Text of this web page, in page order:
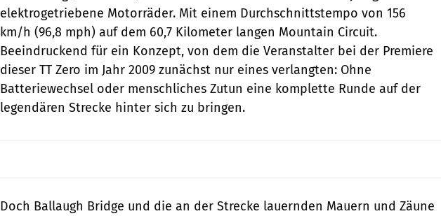
elektrogetriebene Motorräder. Mit einem Durchschnittstempo von 156
km/h (96,8 mph) auf dem 60,7 Kilometer langen Mountain Circuit.
Beeindruckend für ein Konzept, von dem die Veranstalter bei der Premiere
dieser TT Zero im Jahr 2009 zunächst nur eines verlangten: Ohne
Batteriewechsel oder menschliches Zutun eine komplette Runde auf der
legendären Strecke hinter sich zu bringen.
Doch Ballaugh Bridge und die an der Strecke lauernden Mauern und Zäune